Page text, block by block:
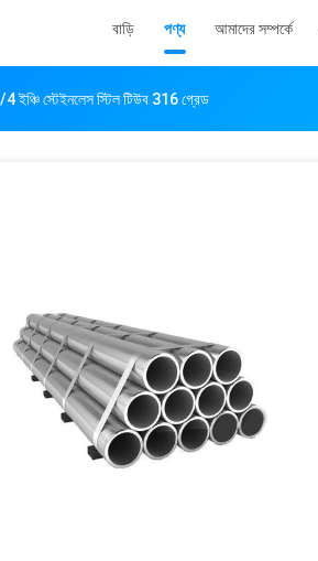
বাড়ি পণ্য আমাদের সম্পর্কে
স্টেইনলেস স্টিল টিউব 316 গ্রেড